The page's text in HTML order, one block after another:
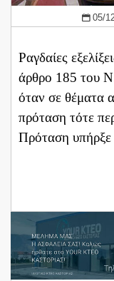
05/
Ραγδαίες
άρθρο 185 του
όταν σε θέματα
πρόταση τότε
Πρόταση